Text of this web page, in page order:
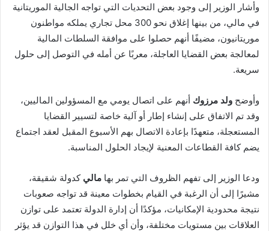
وأشار الوزير إلى وجود بعض التحديات التي تواجه الجالية الموريتانية
في مالي، من بينها إغلاق نحو 300 محل تجاري يملكه مواطنون
موريتانيون، مضيفًا أنهم حصلوا على موافقة السلطات المالية
لمعالجة بعض القضايا العاجلة، معربًا عن أمله في التوصل إلى حلول
سريعة.
وأوضح ولد مرزوك أنهم على اتصال يومي مع المسؤولين الماليين،
وقد تم الاتفاق على إنشاء إطار أو آلية خاصة لتسيير القضايا
المستعجلة، متعهدًا بإعادة الاتصال بهم الأسبوع المقبل لعقد اجتماع
يضم كافة القطاعات المعنية لإيجاد الحلول المناسبة.
ودعا الوزير إلى تفهم الظروف التي تمر بها مالي كدولة شقيقة،
مشيرًا إلى أن الرغبة في القيام بخطوات معينة قد تواجه صعوبات
نتيجة محدودية الإمكانيات، مؤكدًا أن إدارة الدولة تعتمد على توازن
العلاقات بين مستويات مختلفة، وأن أي خلل في هذا التوازن قد يؤثر